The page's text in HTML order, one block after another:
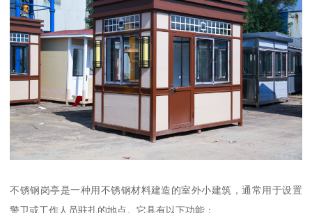
不锈钢岗亭是一种用不锈钢材料建造的室外小建筑，通常用于设置
警卫或工作人员驻扎的地点。它具有以下功能：